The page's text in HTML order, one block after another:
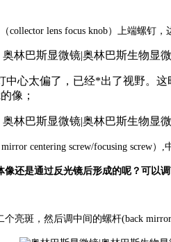
collector lens focus knob）上端螺钉
心太偏了，已经*出了视野。
像；
centering screw/focusing screw
还是通过反光镜后形成的呢？可以
亮斑，然后调中间的螺杆(back